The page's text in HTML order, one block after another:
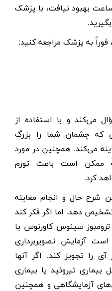
بهبود نیافت، با پزشک
فوراً به پزشک مراجعه کنید:
می‌کند و با استفاده از
که چشمان شما را بزرگ
می‌کند. همچنین در مورد
ممکن است باعث تورم
کرد.
شرح حال و انجام معاینه
دهد. اما اگر فکر کند
سینوس کاورنوس یا
آزمایش تصویربرداری
را تجویز کند. اگر آنها
تیروئید یا بیماری
آزمایشگاهی و همچنین